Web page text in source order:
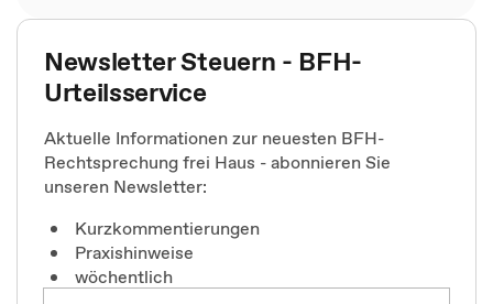
Newsletter Steuern - BFH-
Urteilsservice
Aktuelle Informationen zur neuesten BFH-
Rechtsprechung frei Haus - abonnieren Sie
unseren Newsletter:
Kurzkommentierungen
Praxishinweise
wöchentlich